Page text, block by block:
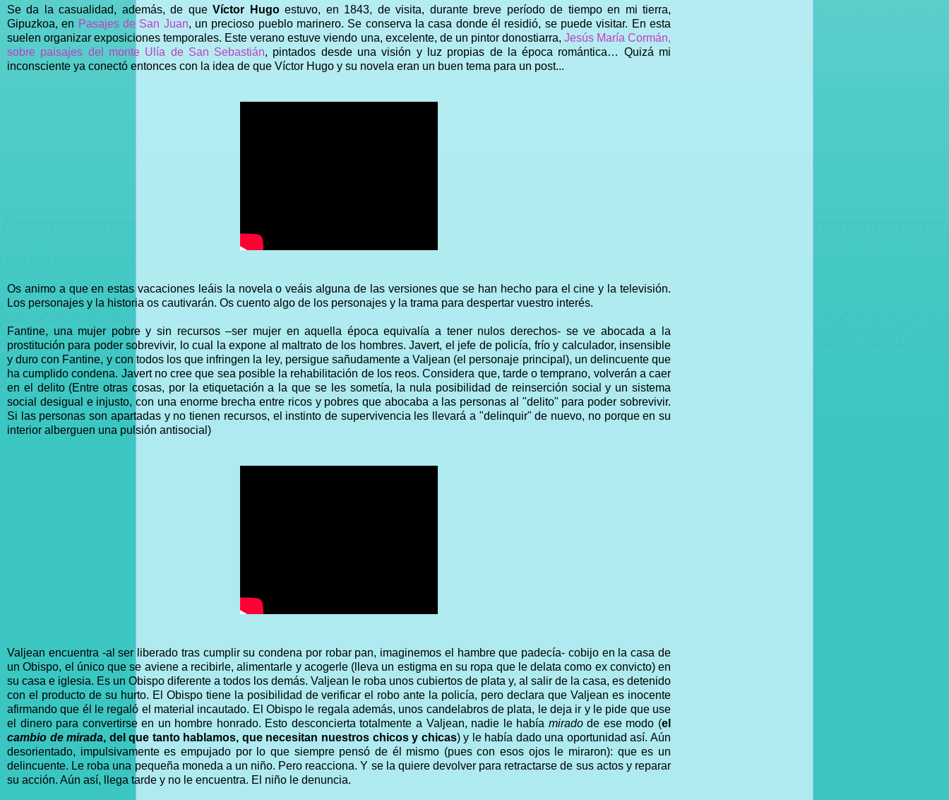
Se da la casualidad, además, de queVíctor Hugoestuvo, en 1843, de visita, durante breve período de tiempo en mi tierra,
Gipuzkoa, en Pasajes de San Juan, un precioso pueblo marinero. Se conserva la casa donde él residió, se puede visitar. En esta
suelen organizar exposiciones temporales. Este verano estuve viendo una, excelente, de un pintor donostiarra, Jesús María Cormán,
sobre paisajes del monte Ulía de San Sebastián, pintados desde una visión y luz propias de la época romántica… Quizá mi
inconsciente ya conectó entonces con la idea de que Víctor Hugo y su novela eran un buen tema para un post...
Os animo a que en estas vacaciones leáis la novela o veáis alguna de las versiones que se han hecho para el cine y la televisión.
Los personajes y la historia os cautivarán. Os cuento algo de los personajes y la trama para despertar vuestro interés.
Fantine, una mujer pobre y sin recursos –ser mujer en aquella época equivalía a tener nulos derechos- se ve abocada a la
prostitución para poder sobrevivir, lo cual la expone al maltrato de los hombres. Javert, el jefe de policía, frío y calculador, insensible
y duro con Fantine, y con todos los que infringen la ley, persigue sañudamente a Valjean (el personaje principal), un delincuente que
ha cumplido condena. Javert no cree que sea posible la rehabilitación de los reos. Considera que, tarde o temprano, volverán a caer
en el delito (Entre otras cosas, por la etiquetación a la que se les sometía, la nula posibilidad de reinserción social y un sistema
social desigual e injusto, con una enorme brecha entre ricos y pobres que abocaba a las personas al "delito" para poder sobrevivir.
Si las personas son apartadas y no tienen recursos, el instinto de supervivencia les llevará a "delinquir" de nuevo, no porque en su
interior alberguen una pulsión antisocial)
Valjean encuentra -al ser liberado tras cumplir su condena por robar pan, imaginemos el hambre que padecía- cobijo en la casa de
un Obispo, el único que se aviene a recibirle, alimentarle y acogerle (lleva un estigma en su ropa que le delata como ex convicto) en
su casa e iglesia. Es un Obispo diferente a todos los demás. Valjean le roba unos cubiertos de plata y, al salir de la casa, es detenido
con el producto de su hurto. El Obispo tiene la posibilidad de verificar el robo ante la policía, pero declara que Valjean es inocente
afirmando que él le regaló el material incautado. El Obispo le regala además, unos candelabros de plata, le deja ir y le pide que use
el dinero para convertirse en un hombre honrado. Esto desconcierta totalmente a Valjean, nadie le había miradode ese modo (el
cambio de mirada, del que tanto hablamos, que necesitan nuestros chicos y chicas) y le había dado una oportunidad así. Aún
desorientado, impulsivamente es empujado por lo que siempre pensó de él mismo (pues con esos ojos le miraron): que es un
delincuente. Le roba una pequeña moneda a un niño. Pero reacciona. Y se la quiere devolver para retractarse de sus actos y reparar
su acción. Aún así, llega tarde y no le encuentra. El niño le denuncia.